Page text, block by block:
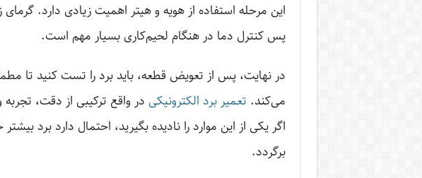
این مرحله استفاده از هویه و هیتر اهمیت زیادی دارد. گرمای
پس کنترل دما در هنگام لحیم‌کاری بسیار مهم است.
در نهایت، پس از تعویض قطعه، باید برد را تست کنید تا
می‌کند. تعمیر برد الکترونیکی در واقع ترکیبی از دقت،
اگر یکی از این موارد را نادیده بگیرید، احتمال دارد برد
برگردد.